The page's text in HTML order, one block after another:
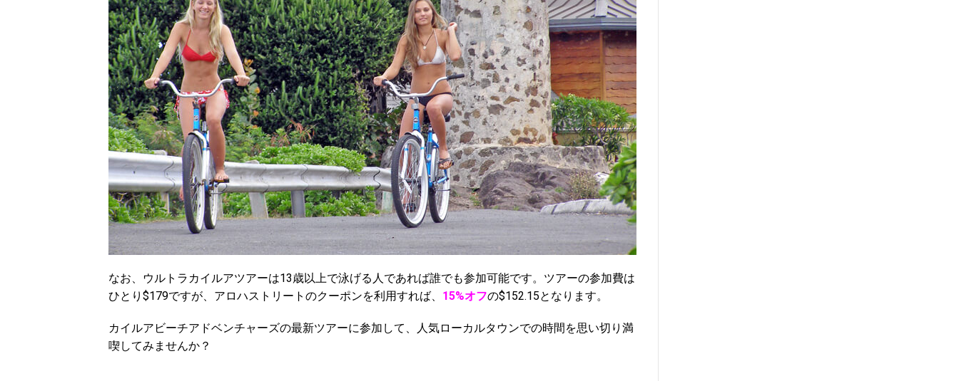
なお、ウルトラカイルアツアーは13歳以上で泳げる人であれば誰でも参加可能です。ツアーの参加費は
ひとり$179ですが、アロハストリートのクーポンを利用すれば、 15%オフの$152.15となります。
カイルアビーチアドベンチャーズの最新ツアーに参加して、人気ローカルタウンでの時間を思い切り満
喫してみませんか？